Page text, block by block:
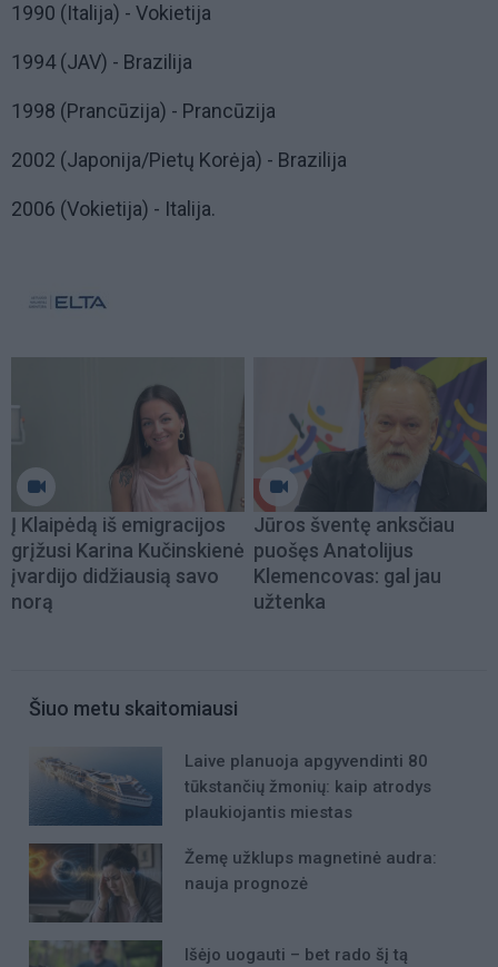
1990 (Italija) - Vokietija
1994 (JAV) - Brazilija
1998 (Prancūzija) - Prancūzija
2002 (Japonija/Pietų Korėja) - Brazilija
2006 (Vokietija) - Italija.
Į Klaipėdą iš emigracijos
grįžusi Karina Kučinskienė
įvardijo didžiausią savo
norą
Jūros šventę anksčiau
puošęs Anatolijus
Klemencovas: gal jau
užtenka
Šiuo metu skaitomiausi
Laive planuoja apgyvendinti 80
tūkstančių žmonių: kaip atrodys
plaukiojantis miestas
Žemę užklups magnetinė audra:
nauja prognozė
Išėjo uogauti – bet rado šį tą